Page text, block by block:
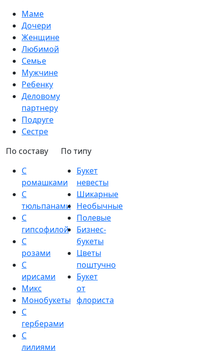
Маме
Дочери
Женщине
Любимой
Семье
Мужчине
Ребенку
Деловому
партнеру
Подруге
Сестре
По составу
С
ромашками
С
тюльпанами
С
гипсофилой
С
розами
С
ирисами
Микс
Монобукеты
С
герберами
С
лилиями
По типу
Букет
невесты
Шикарные
Необычные
Полевые
Бизнес-
букеты
Цветы
поштучно
Букет
от
флориста